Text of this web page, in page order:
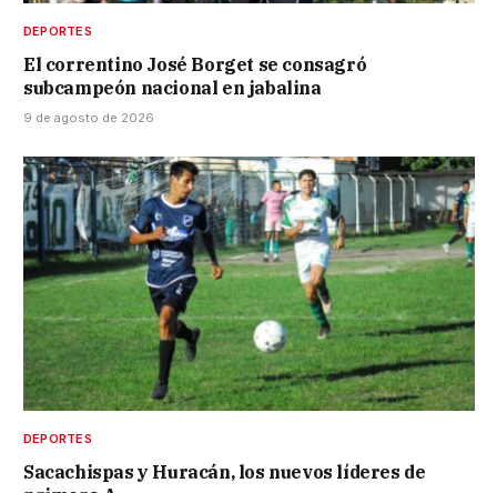
DEPORTES
El correntino José Borget se consagró
subcampeón nacional en jabalina
9 de agosto de 2026
DEPORTES
Sacachispas y Huracán, los nuevos líderes de